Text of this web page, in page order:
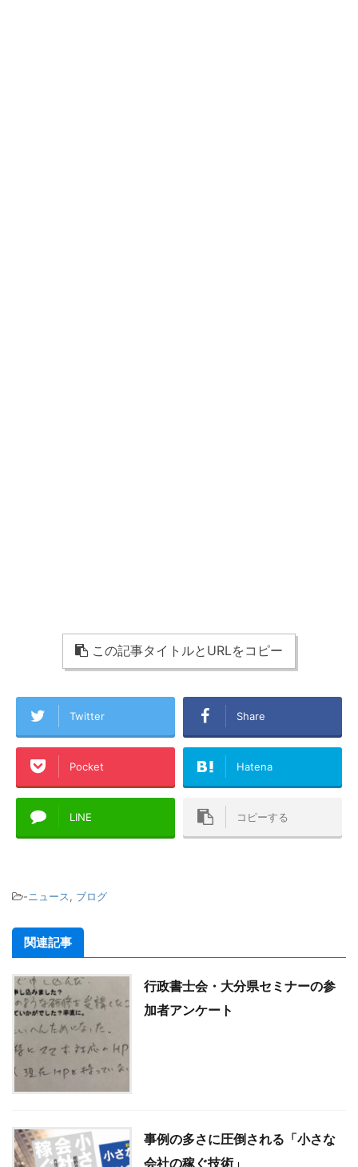
この記事タイトルとURLをコピー
Twitter Share
Pocket Hatena
LINE コピーする
-ニュース, ブログ
関連記事
行政書士会・大分県セミナーの参
加者アンケート
事例の多さに圧倒される「小さな
会社の稼ぐ技術」